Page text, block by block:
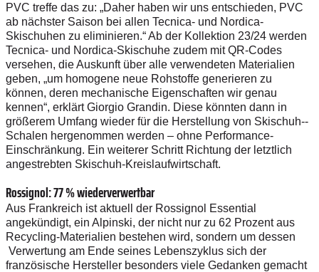
PVC treffe das zu: „Daher haben wir uns entschieden, PVC
ab nächster Saison bei allen Tecnica- und Nordica-
Skischuhen zu eliminieren.“ Ab der Kollektion 23/24 werden
Tecnica- und Nordica-Skischuhe zudem mit QR-Codes
versehen, die Auskunft über alle verwendeten Materialien
geben, „um homogene neue Rohstoffe generieren zu
können, deren mechanische Eigenschaften wir genau
kennen“, erklärt Giorgio Grandin. Diese könnten dann in
größerem Umfang wieder für die Herstellung von Skischuh-­
Schalen hergenommen werden – ohne Performance-
Einschränkung. Ein weiterer Schritt Richtung der letztlich
angestrebten Skischuh-­Kreislaufwirtschaft.
Rossignol: 77 % wiederverwertbar
Aus Frankreich ist aktuell der Rossignol Essential
angekündigt, ein Alpinski, der nicht nur zu 62 Prozent aus
Recycling-Materialien bestehen wird, sondern um dessen
Verwertung am Ende seines Lebenszyklus sich der
französische Hersteller besonders viele Gedanken gemacht